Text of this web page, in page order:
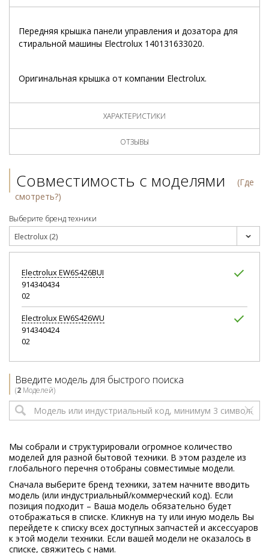
Передняя крышка панели управления и дозатора для
стиральной машины Electrolux 140131633020.
Оригинальная крышка от компании Electrolux.
ХАРАКТЕРИСТИКИ
ОТЗЫВЫ
Совместимость с моделями
(Где
смотреть?)
Выберите бренд техники
Electrolux (2)
ElectroluxEW6S426BUI
914340434
02
ElectroluxEW6S426WU
914340424
02
Введите модель для быстрого поиска
(2 Моделей)
Мы собрали и структурировали огромное количество
моделей для разной бытовой техники. В этом разделе из
глобального перечня отобраны совместимые модели.
Сначала выберите бренд техники, затем начните вводить
модель (или индустриальный/коммерческий код). Если
позиция подходит – Ваша модель обязательно будет
отображаться в списке. Кликнув на ту или иную модель Вы
перейдете к списку всех доступных запчастей и аксессуаров
к этой модели техники. Если вашей модели не оказалось в
списке, свяжитесь с нами.